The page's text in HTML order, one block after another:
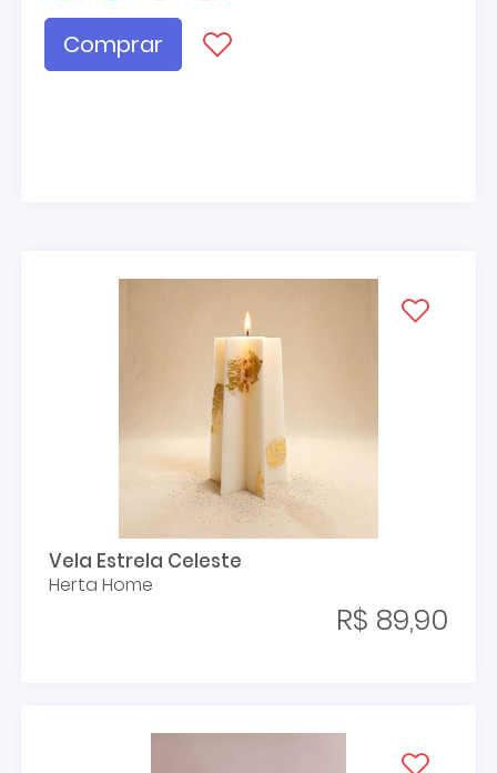
Comprar
Vela Estrela Celeste
Herta Home
R$ 89,90